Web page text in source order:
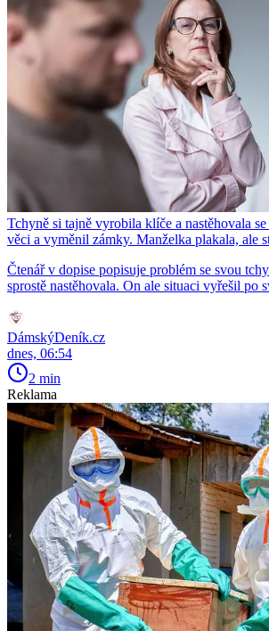
Tchyně si tajně vyrobila klíče a nastěhovala
věci a vyměnil zámky. Manželka plakala, ale
Čtenář v dopise popisuje problém se svou
sprostě nastěhovala. On ale situaci vyřešil po
DámskýDeník.cz
dnes, 06:54
2 min
Reklama